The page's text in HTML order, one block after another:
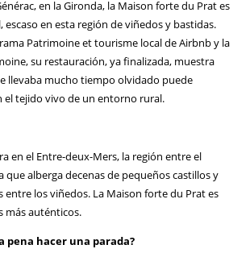
en la Gironda, la Maison forte du Prat es
escaso en esta región de viñedos y bastidas.
Patrimoine et tourisme local de Airbnb y la
su restauración, ya finalizada, muestra
llevaba mucho tiempo olvidado puede
el tejido vivo de un entorno rural.
en el Entre-deux-Mers, la región entre el
que alberga decenas de pequeños castillos y
entre los viñedos. La Maison forte du Prat es
más auténticos.
pena hacer una parada?